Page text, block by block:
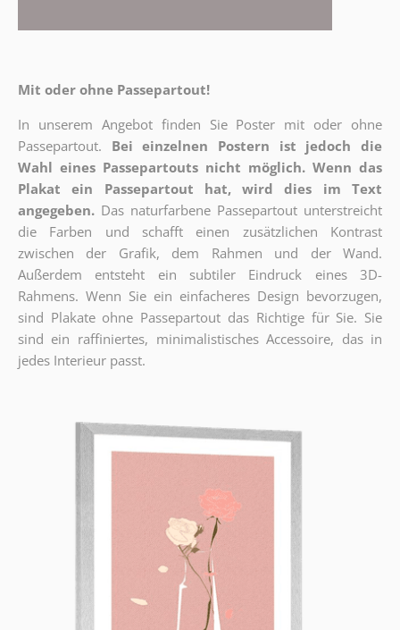
Mit oder ohne Passepartout!
In unserem Angebot finden Sie Poster mit oder ohne
Passepartout.
Bei einzelnen Postern ist jedoch die
Wahl eines Passepartouts nicht möglich. Wenn das
Plakat ein Passepartout hat, wird dies im Text
angegeben. Das naturfarbene Passepartout unterstreicht
die Farben und schafft einen zusätzlichen Kontrast
zwischen der Grafik, dem Rahmen und der Wand.
Außerdem entsteht ein subtiler Eindruck eines 3D-
Rahmens. Wenn Sie ein einfacheres Design bevorzugen,
sind Plakate ohne Passepartout das Richtige für Sie. Sie
sind ein raffiniertes, minimalistisches Accessoire, das in
jedes Interieur passt.